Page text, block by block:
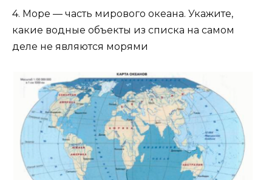
4. Море — часть мирового океана. Укажите,
какие водные объекты из списка на самом
деле не являются морями